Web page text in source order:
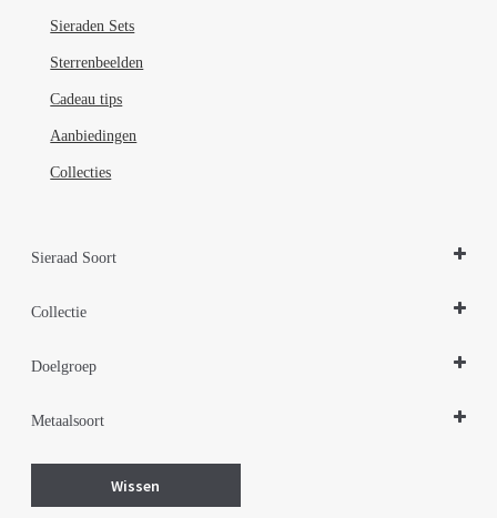
Sieraden Sets
Sterrenbeelden
Cadeau tips
Aanbiedingen
Collecties
Sieraad Soort
Collectie
Parelsieraden Zilver
Doelgroep
Metaalsoort
Wissen